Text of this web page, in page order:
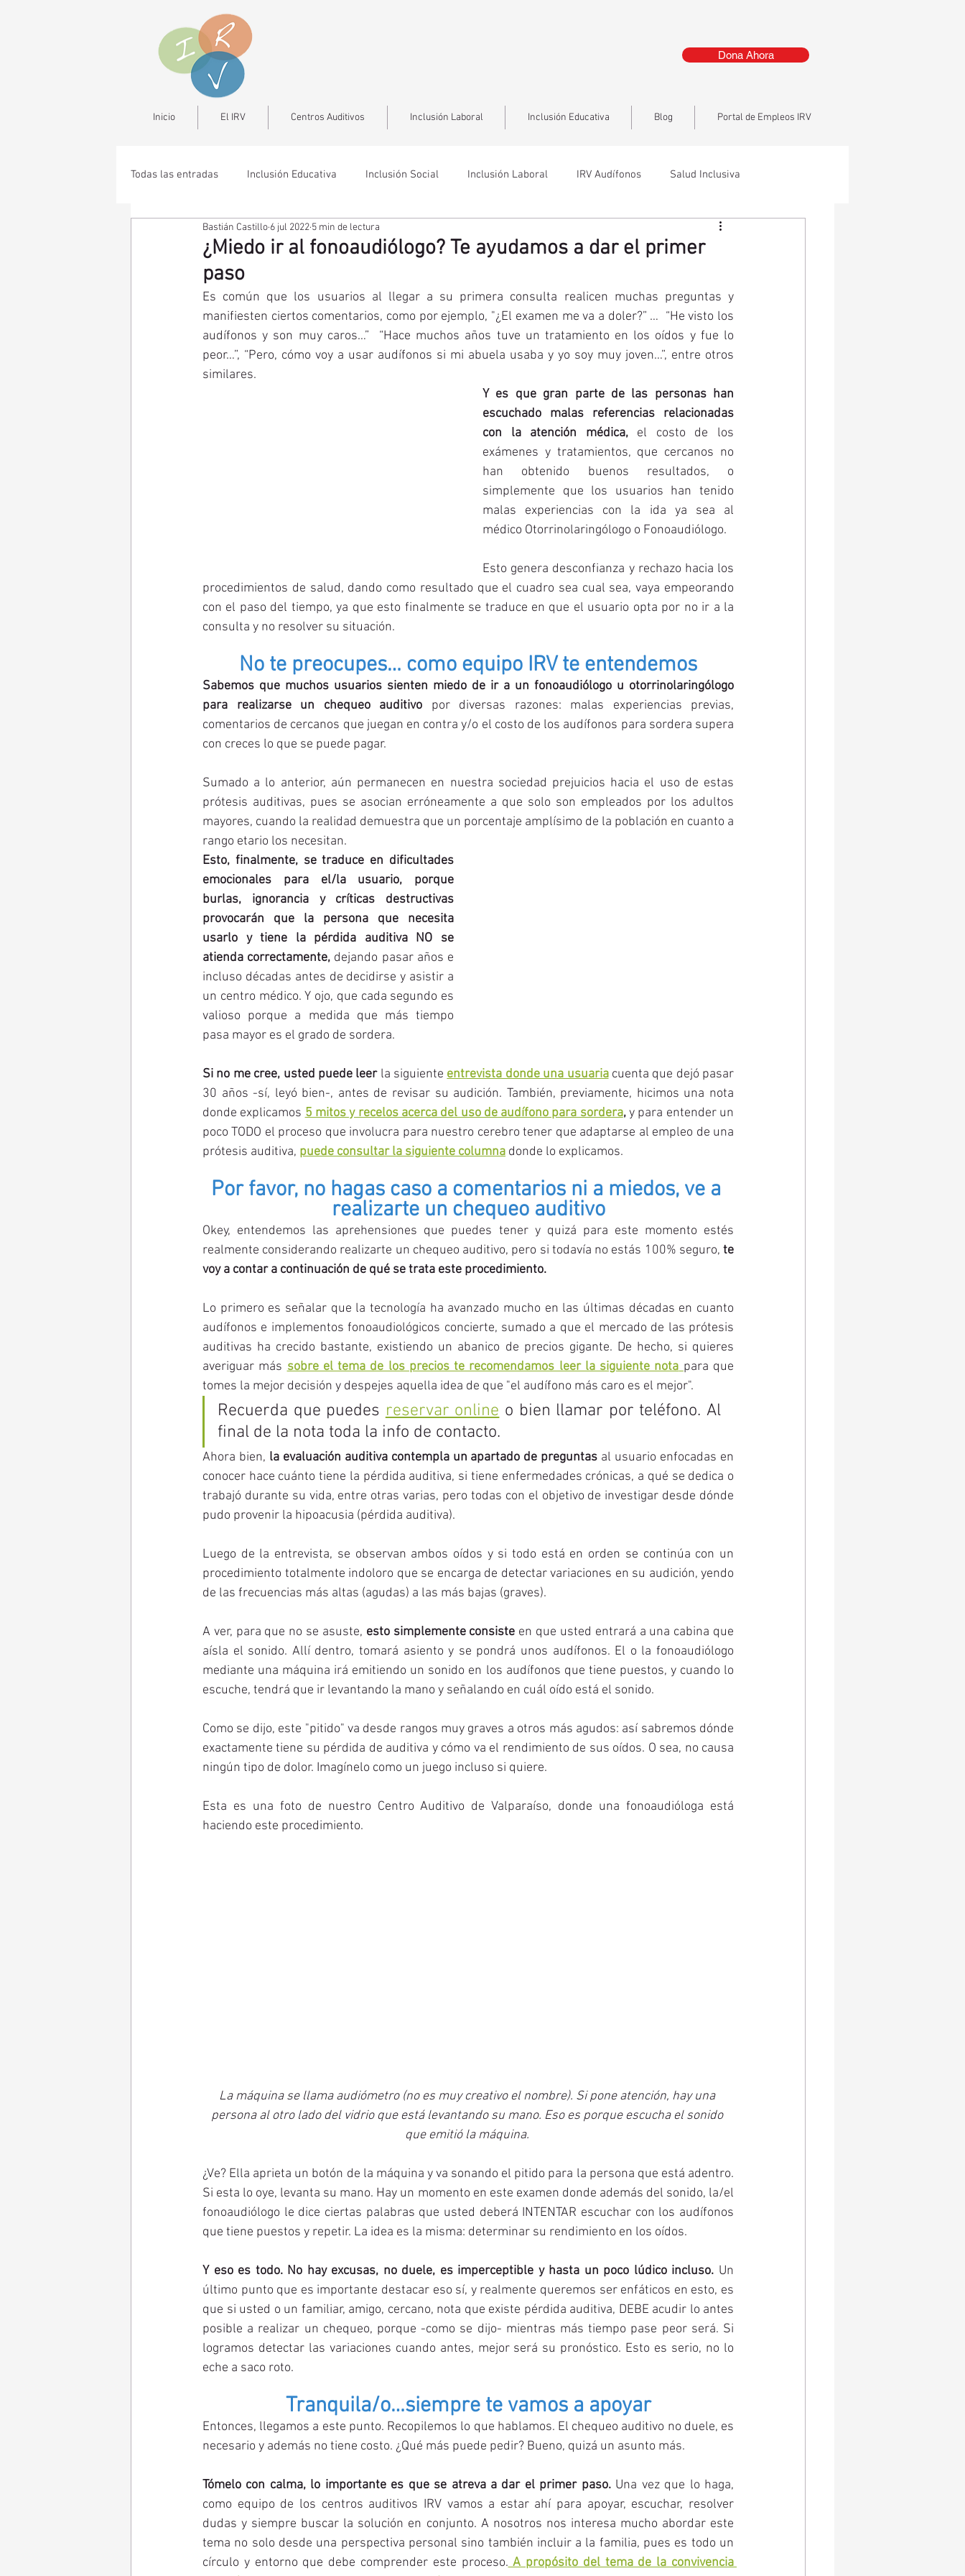
Dona Ahora
Inicio El IRV Centros Auditivos Inclusión Laboral Inclusión Educativa Blog Portal de Empleos IRV
Todas las entradas Inclusión Educativa Inclusión Social Inclusión Laboral IRV Audífonos Salud Inclusiva
¿Miedo ir al fonoaudiólogo? Te ayudamos a dar el primer
paso
Bastián Castillo 6 jul 2022 5 min de lectura
Es común que los usuarios al llegar a su primera consulta realicen muchas preguntas y
manifiesten ciertos comentarios, como por ejemplo, "¿El examen me va a doler?” …  “He visto los
audífonos y son muy caros…”  “Hace muchos años tuve un tratamiento en los oídos y fue lo
peor…”, “Pero, cómo voy a usar audífonos si mi abuela usaba y yo soy muy joven…”, entre otros
similares.
Y es que gran parte de las personas han
escuchado malas referencias relacionadas
con la atención médica, el costo de los
exámenes y tratamientos, que cercanos no
han obtenido buenos resultados, o
simplemente que los usuarios han tenido
malas experiencias con la ida ya sea al
médico Otorrinolaringólogo o Fonoaudiólogo.
Esto genera desconfianza y rechazo hacia los
procedimientos de salud, dando como resultado que el cuadro sea cual sea, vaya empeorando
con el paso del tiempo, ya que esto finalmente se traduce en que el usuario opta por no ir a la
consulta y no resolver su situación.
No te preocupes… como equipo IRV te entendemos
Sabemos que muchos usuarios sienten miedo de ir a un fonoaudiólogo u otorrinolaringólogo
para realizarse un chequeo auditivo por diversas razones: malas experiencias previas,
comentarios de cercanos que juegan en contra y/o el costo de los audífonos para sordera supera
con creces lo que se puede pagar.
Sumado a lo anterior, aún permanecen en nuestra sociedad prejuicios hacia el uso de estas
prótesis auditivas, pues se asocian erróneamente a que solo son empleados por los adultos
mayores, cuando la realidad demuestra que un porcentaje amplísimo de la población en cuanto a
rango etario los necesitan.
Esto, finalmente, se traduce en dificultades
emocionales para el/la usuario, porque
burlas, ignorancia y críticas destructivas
provocarán que la persona que necesita
usarlo y tiene la pérdida auditiva NO se
atienda correctamente, dejando pasar años e
incluso décadas antes de decidirse y asistir a
un centro médico. Y ojo, que cada segundo es
valioso porque a medida que más tiempo
pasa mayor es el grado de sordera.
Si no me cree, usted puede leer la siguiente entrevista donde una usuaria cuenta que dejó pasar
30 años -sí, leyó bien-, antes de revisar su audición. También, previamente, hicimos una nota
donde explicamos 5 mitos y recelos acerca del uso de audífono para sordera, y para entender un
poco TODO el proceso que involucra para nuestro cerebro tener que adaptarse al empleo de una
prótesis auditiva, puede consultar la siguiente columna donde lo explicamos.
Por favor, no hagas caso a comentarios ni a miedos, ve a
realizarte un chequeo auditivo
Okey, entendemos las aprehensiones que puedes tener y quizá para este momento estés
realmente considerando realizarte un chequeo auditivo, pero si todavía no estás 100% seguro, te
voy a contar a continuación de qué se trata este procedimiento.
Lo primero es señalar que la tecnología ha avanzado mucho en las últimas décadas en cuanto
audífonos e implementos fonoaudiológicos concierte, sumado a que el mercado de las prótesis
auditivas ha crecido bastante, existiendo un abanico de precios gigante. De hecho, si quieres
averiguar más sobre el tema de los precios te recomendamos leer la siguiente nota para que
tomes la mejor decisión y despejes aquella idea de que "el audífono más caro es el mejor".
Recuerda que puedes reservar online o bien llamar por teléfono. Al
final de la nota toda la info de contacto.
Ahora bien, la evaluación auditiva contempla un apartado de preguntas al usuario enfocadas en
conocer hace cuánto tiene la pérdida auditiva, si tiene enfermedades crónicas, a qué se dedica o
trabajó durante su vida, entre otras varias, pero todas con el objetivo de investigar desde dónde
pudo provenir la hipoacusia (pérdida auditiva).
Luego de la entrevista, se observan ambos oídos y si todo está en orden se continúa con un
procedimiento totalmente indoloro que se encarga de detectar variaciones en su audición, yendo
de las frecuencias más altas (agudas) a las más bajas (graves).
A ver, para que no se asuste, esto simplemente consiste en que usted entrará a una cabina que
aísla el sonido. Allí dentro, tomará asiento y se pondrá unos audífonos. El o la fonoaudiólogo
mediante una máquina irá emitiendo un sonido en los audífonos que tiene puestos, y cuando lo
escuche, tendrá que ir levantando la mano y señalando en cuál oído está el sonido.
Como se dijo, este "pitido" va desde rangos muy graves a otros más agudos: así sabremos dónde
exactamente tiene su pérdida de auditiva y cómo va el rendimiento de sus oídos. O sea, no causa
ningún tipo de dolor. Imagínelo como un juego incluso si quiere.
Esta es una foto de nuestro Centro Auditivo de Valparaíso, donde una fonoaudióloga está
haciendo este procedimiento.
La máquina se llama audiómetro (no es muy creativo el nombre). Si pone atención, hay una
persona al otro lado del vidrio que está levantando su mano. Eso es porque escucha el sonido
que emitió la máquina.
¿Ve? Ella aprieta un botón de la máquina y va sonando el pitido para la persona que está adentro.
Si esta lo oye, levanta su mano. Hay un momento en este examen donde además del sonido, la/el
fonoaudiólogo le dice ciertas palabras que usted deberá INTENTAR escuchar con los audífonos
que tiene puestos y repetir. La idea es la misma: determinar su rendimiento en los oídos.
Y eso es todo. No hay excusas, no duele, es imperceptible y hasta un poco lúdico incluso. Un
último punto que es importante destacar eso sí, y realmente queremos ser enfáticos en esto, es
que si usted o un familiar, amigo, cercano, nota que existe pérdida auditiva, DEBE acudir lo antes
posible a realizar un chequeo, porque -como se dijo- mientras más tiempo pase peor será. Si
logramos detectar las variaciones cuando antes, mejor será su pronóstico. Esto es serio, no lo
eche a saco roto.
Tranquila/o…siempre te vamos a apoyar
Entonces, llegamos a este punto. Recopilemos lo que hablamos. El chequeo auditivo no duele, es
necesario y además no tiene costo. ¿Qué más puede pedir? Bueno, quizá un asunto más.
Tómelo con calma, lo importante es que se atreva a dar el primer paso. Una vez que lo haga,
como equipo de los centros auditivos IRV vamos a estar ahí para apoyar, escuchar, resolver
dudas y siempre buscar la solución en conjunto. A nosotros nos interesa mucho abordar este
tema no solo desde una perspectiva personal sino también incluir a la familia, pues es todo un
círculo y entorno que debe comprender este proceso. A propósito del tema de la convivencia